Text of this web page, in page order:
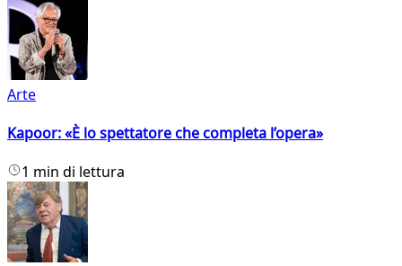
Arte
Kapoor: «È lo spettatore che completa l’opera»
1 min di lettura